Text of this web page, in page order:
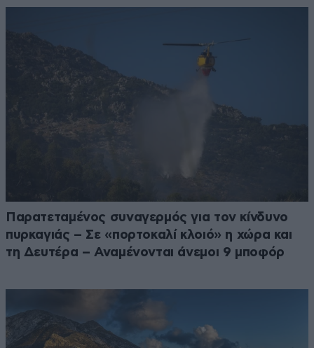
Παρατεταμένος συναγερμός για τον κίνδυνο
πυρκαγιάς – Σε «πορτοκαλί κλοιό» η χώρα και
τη Δευτέρα – Αναμένονται άνεμοι 9 μποφόρ